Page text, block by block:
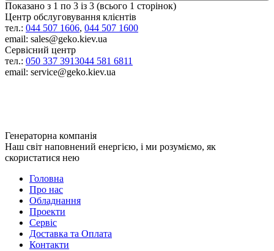
Показано з 1 по 3 із 3 (всього 1 сторінок)
Центр обслуговування клієнтів
тел.: 044 507 1606, 044 507 1600
email: sales@geko.kiev.ua
Сервісний центр
тел.: 050 337 3913044 581 6811
email: service@geko.kiev.ua
Генераторна компанія
Наш світ наповнений енергією, і ми розуміємо, як
скористатися нею
Головна
Про нас
Обладнання
Проекти
Сервіс
Доставка та Оплата
Контакти